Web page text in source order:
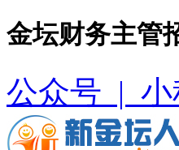
金坛财务主管
公众号 |